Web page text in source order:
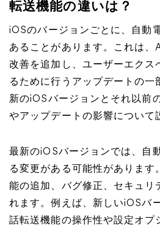
転送機能の違いは？
iOSのバージョンごとに、自動
あることがあります。これは
改善を追加し、ユーザーエクス
るために行うアップデートの一
新のiOSバージョンとそれ以前
やアップデートの影響について
最新のiOSバージョンでは、自
る変更がある可能性があります
能の追加、バグ修正、セキュリ
れます。例えば、新しいiOSバ
話転送機能の操作性や設定オプ